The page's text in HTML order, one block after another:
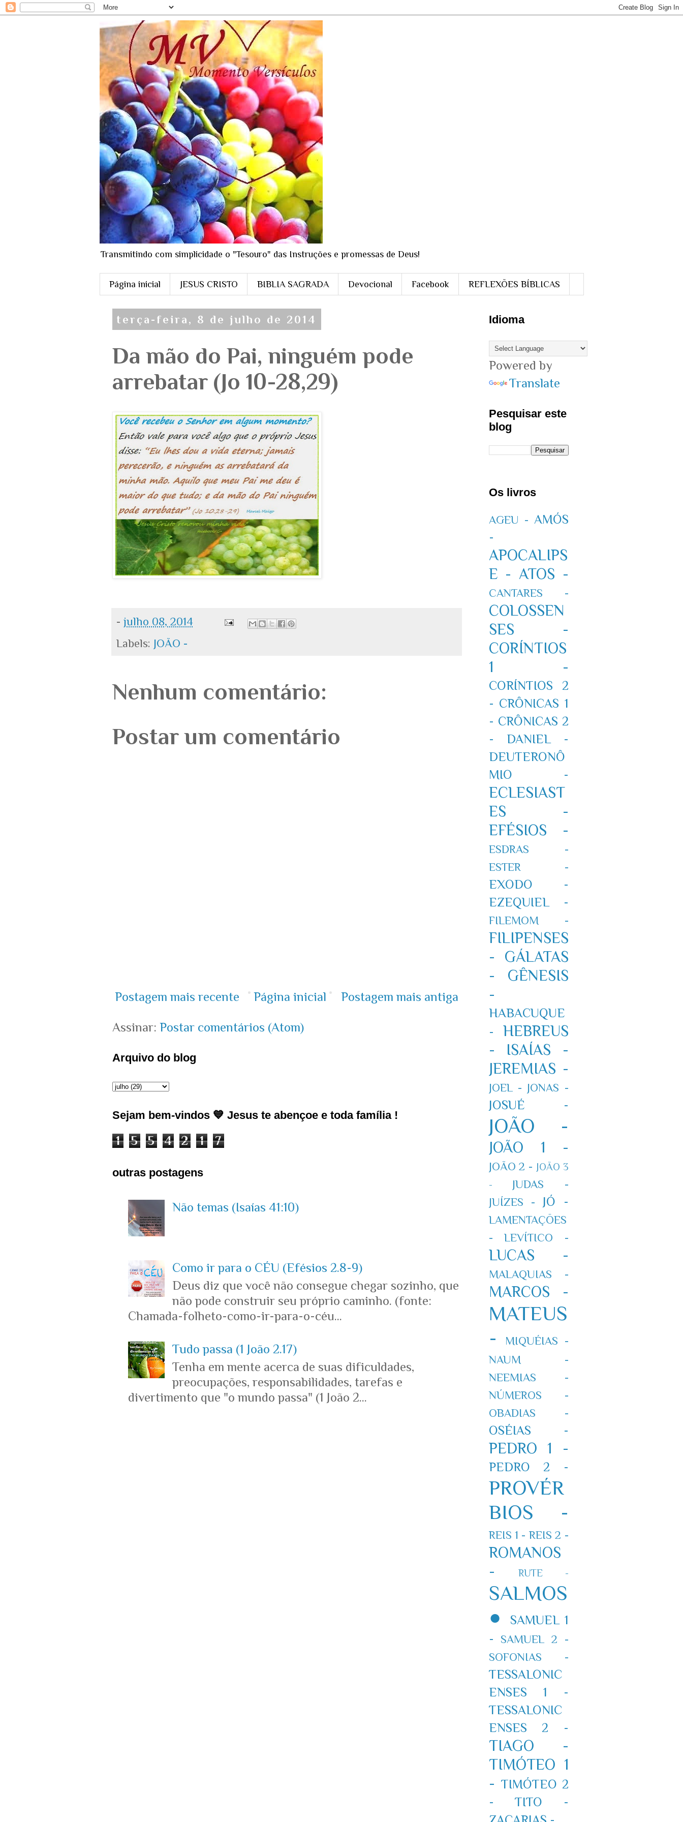
Transmitindo com simplicidade o "Tesouro" das Instruções e promessas de Deus!
Página inicial JESUS CRISTO BIBLIA SAGRADA Devocional Facebook REFLEXÕES BÍBLICAS
terça-feira, 8 de julho de 2014
Da mão do Pai, ninguém pode
arrebatar (Jo 10-28,29)
- julho 08, 2014
Labels: JOÃO -
Nenhum comentário:
Postar um comentário
Postagem mais recente Postagem mais antiga
Página inicial
Assinar: Postar comentários (Atom)
Arquivo do blog
Sejam bem-vindos 💙 Jesus te abençoe e toda família !
1 5 5 4 2 1 7
outras postagens
Não temas (Isaías 41:10)
Como ir para o CÉU (Efésios 2.8-9)
Deus diz que você não consegue chegar sozinho, que
não pode construir seu próprio caminho. (fonte:
Chamada-folheto-como-ir-para-o-céu...
Tudo passa (1 João 2.17)
Tenha em mente acerca de suas dificuldades,
preocupações, responsabilidades, tarefas e
divertimento que "o mundo passa" (1 João 2...
Idioma
Powered by
Translate
Pesquisar este
blog
Os livros
AGEU - AMÓS
-
APOCALIPS
E - ATOS -
CANTARES -
COLOSSEN
SES -
CORÍNTIOS
1 -
CORÍNTIOS 2
- CRÔNICAS 1
- CRÔNICAS 2
-
DANIEL -
DEUTERONÔ
MIO -
ECLESIAST
ES -
EFÉSIOS -
ESDRAS -
ESTER -
EXODO -
EZEQUIEL -
FILEMOM -
FILIPENSES
-
GÁLATAS
-
GÊNESIS
-
HABACUQUE
-
HEBREUS
-
ISAÍAS -
JEREMIAS -
JOEL - JONAS -
JOSUÉ -
JOÃO -
JOÃO 1 -
JOÃO 2 - JOÃO 3
-
JUDAS -
JUÍZES -
JÓ -
LAMENTAÇÕES
-
LEVÍTICO -
LUCAS -
MALAQUIAS -
MARCOS -
MATEUS
-
MIQUÉIAS -
NAUM -
NEEMIAS -
NÚMEROS -
OBADIAS -
OSÉIAS -
PEDRO 1 -
PEDRO 2 -
PROVÉR
BIOS -
REIS 1 - REIS 2 -
ROMANOS
-
RUTE -
SALMOS
●
SAMUEL 1
-
SAMUEL 2 -
SOFONIAS -
TESSALONIC
ENSES 1 -
TESSALONIC
ENSES 2 -
TIAGO -
TIMÓTEO 1
- TIMÓTEO 2
-
TITO -